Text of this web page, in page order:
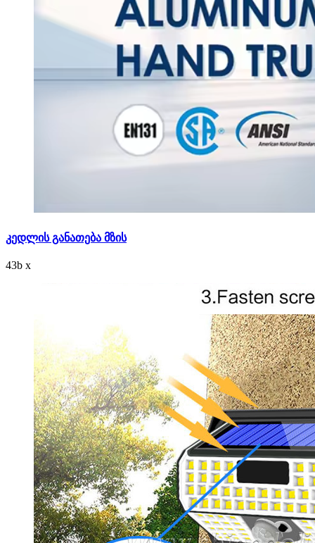
კედლის განათება მზის
43b x